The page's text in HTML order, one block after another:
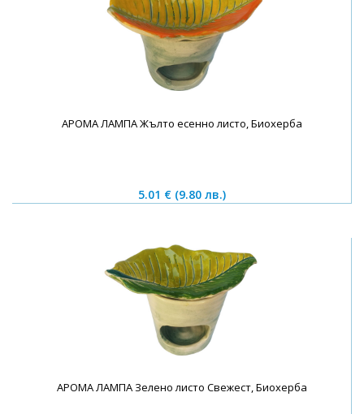
АРОМА ЛАМПА Жълто есенно листо, Биохерба
5.01 € (9.80 лв.)
АРОМА ЛАМПА Зелено листо Свежест, Биохерба